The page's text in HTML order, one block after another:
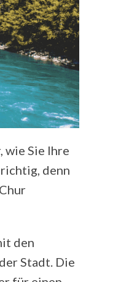
wie Sie Ihre
denn
den
Stadt. Die